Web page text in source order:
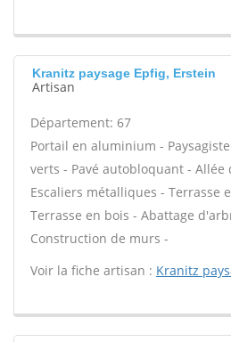
Kranitz paysage Epfig, Erstein
Artisan
Département: 67
Portail en aluminium -
verts - Pavé autobloquant -
Escaliers métalliques - Terrasse
Terrasse en bois - Abattage
Construction de murs -
Voir la fiche artisan : Kranitz